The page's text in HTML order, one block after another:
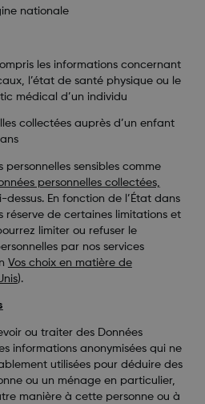
nationale
les informations concernant
l’état de santé physique ou le
médical d’un individu
collectées auprès d’un enfant
personnelles sensibles comme
personnelles collectées,
En fonction de l’État dans
réserve de certaines limitations et
limiter ou refuser le
par nos services
Vos choix en matière de
).
ou traiter des Données
informations anonymisées qui ne
utilisées pour déduire des
ou un ménage en particulier,
manière à cette personne ou à